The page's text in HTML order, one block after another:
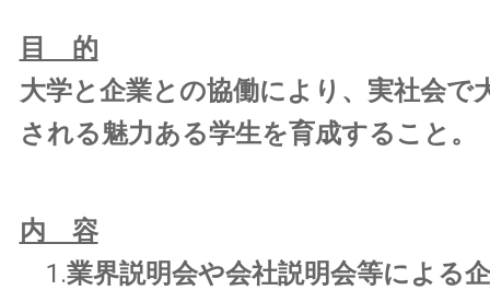
目 的
大学と企業との協働により、実社会で
される魅力ある学生を育成すること。
内 容
1.業界説明会や会社説明会等による